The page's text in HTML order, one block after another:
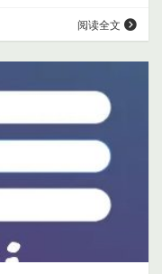
阅读全文